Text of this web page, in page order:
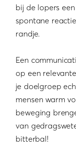
bij de lopers
spontane
randje.
Een
op een
je doelgroep
mensen warm
beweging
van
bitterbal!